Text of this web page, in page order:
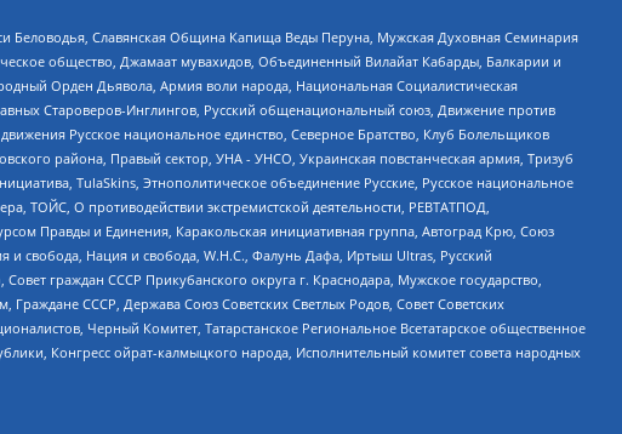
Беловодья, Славянская Община Капища Веды Перуна, Мужская Духовная Семинария
общество, Джамаат мувахидов, Объединенный Вилайат Кабарды, Балкарии и
Орден Дьявола, Армия воли народа, Национальная Социалистическая
Староверов-Инглингов, Русский общенациональный союз, Движение против
Русское национальное единство, Северное Братство, Клуб Болельщиков
района, Правый сектор, УНА - УНСО, Украинская повстанческая армия, Тризуб
TulaSkins, Этнополитическое объединение Русские, Русское национальное
ТОЙС, О противодействии экстремистской деятельности, РЕВТАТПОД,
Правды и Единения, Каракольская инициативная группа, Автоград Крю, Союз
и свобода, Нация и свобода, W.H.С., Фалунь Дафа, Иртыш Ultras, Русский
граждан СССР Прикубанского округа г. Краснодара, Мужское государство,
СССР, Держава Союз Советских Светлых Родов, Совет Советских
Черный Комитет, Татарстанское Региональное Всетатарское общественное
Конгресс ойрат-калмыцкого народа, Исполнительный комитет совета народных